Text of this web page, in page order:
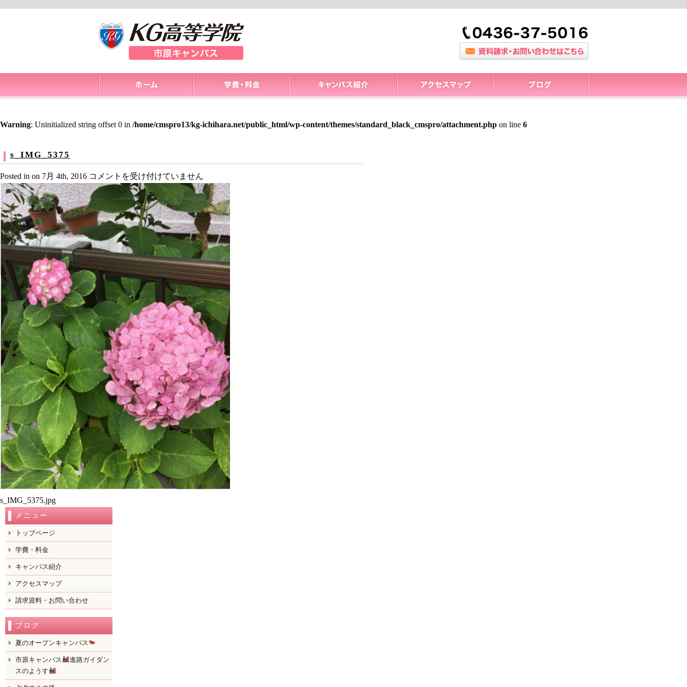
Warning: Uninitialized string offset 0 in /home/cmspro13/kg-ichihara.net/public_html/wp-content/themes/standard_black_cmspro/attachment.php on line 6
s_IMG_5375
Posted in on 7月 4th, 2016 s_IMG_5375
は
コメントを受け付けていません
s_IMG_5375.jpg
メニュー
トップページ
学費・料金
キャンパス紹介
アクセスマップ
請求資料・お問い合わせ
ブログ
夏のオープンキャンパス
市原キャンパス
進路ガイダン
スのようす